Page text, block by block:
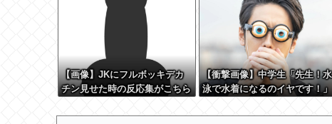
【画像】JKにフルボッキデカ
チン見せた時の反応集がこちら
【衝撃画像】中学生「先生！水
泳で水着になるのイヤです！」
の『こう』なってしまうw w w